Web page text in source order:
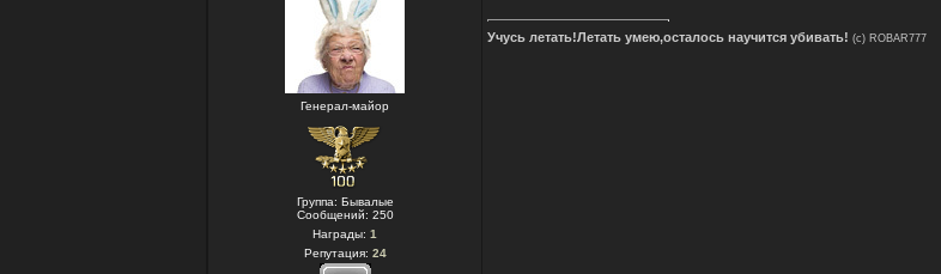
Генерал-майор
Группа: Бывалые
Сообщений: 250
Награды: 1
Репутация: 24
Учусь летать!Летать умею,осталось научится убивать! (с) ROBAR777